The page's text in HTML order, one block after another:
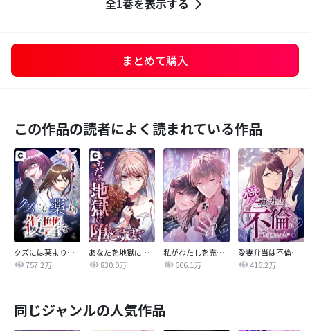
全1巻を表示する
まとめて購入
この作品の読者によく読まれている作品
クズには薬より復讐を
757.2万
あなたを地獄に堕とすまで
830.0万
私がわたしを売る理由
606.1万
愛妻弁当は不倫に含まれますか？
416.2万
同じジャンルの人気作品